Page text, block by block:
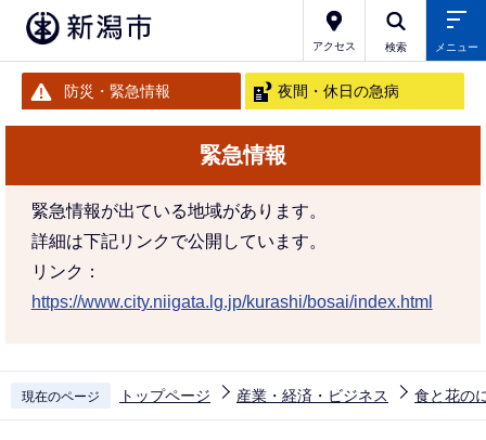
アクセス 検索 メニュー
防災・緊急情報 夜間・休日の急病
緊急情報
緊急情報が出ている地域があります。
詳細は下記リンクで公開しています。
リンク：
https://www.city.niigata.lg.jp/kurashi/bosai/index.html
現在のページ トップページ 産業・経済・ビジネス 食と花の